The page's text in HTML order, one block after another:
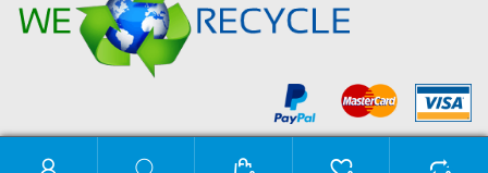
Ieškoti: